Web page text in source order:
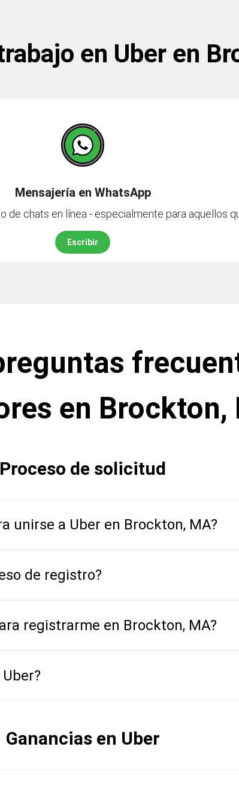
en Uber en
Mensajería en WhatsApp
de chats en línea - especialmente para aquellos
Escribir
en Brockton,
Proceso de solicitud
unirse a Uber en Brockton, MA?
de registro?
registrarme en Brockton, MA?
Ganancias en Uber